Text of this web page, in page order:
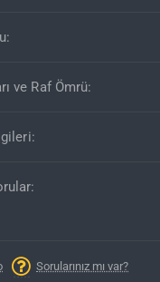
ve Raf Ömrü:
Sorularınız mı var?